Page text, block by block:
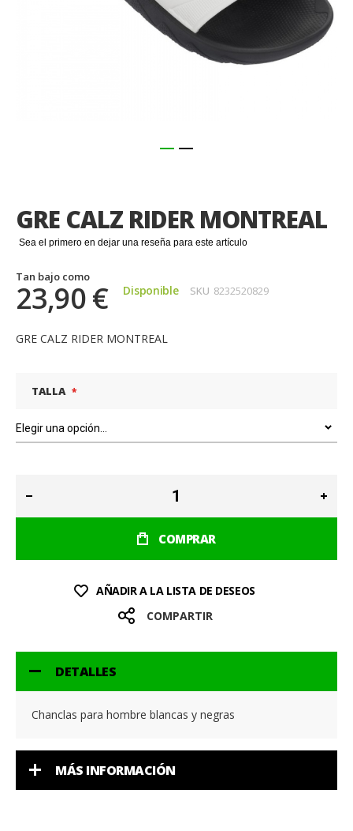
GRE CALZ RIDER MONTREAL
Sea el primero en dejar una reseña para este artículo
Tan bajo como
23,90 € Disponible SKU 8232520829
GRE CALZ RIDER MONTREAL
TALLA
COMPRAR
AÑADIR A LA LISTA DE DESEOS
COMPARTIR
de
la
galería
imágenes
DETALLES
Chanclas para hombre blancas y negras
MÁS INFORMACIÓN